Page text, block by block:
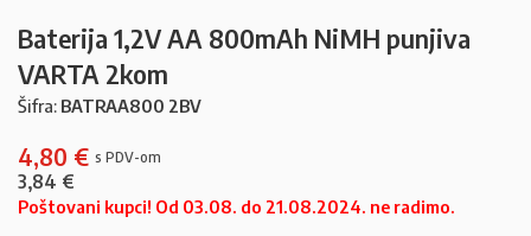
Baterija 1,2V AA 800mAh NiMH punjiva
VARTA 2kom
Šifra: BATRAA800 2BV
4,80 €
3,84 €
Poštovani kupci! Od 03.08. do 21.08.2024. ne radimo.